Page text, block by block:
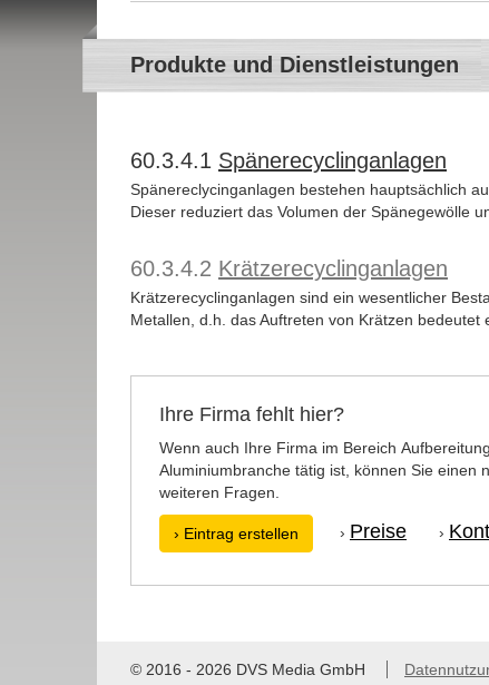
Produkte und Dienstleistungen
60.3.4.1 Spänerecyclinganlagen
Spänereclycinganlagen bestehen hauptsächlich
Dieser reduziert das Volumen der Spänegewölle
60.3.4.2 Krätzerecyclinganlagen
Krätzerecyclinganlagen sind ein wesentlicher
Metallen, d.h. das Auftreten von Krätzen bedeutet
Ihre Firma fehlt hier?
Wenn auch Ihre Firma im Bereich
Aluminiumbranche tätig ist, können Sie einen
weiteren Fragen.
› Eintrag erstellen › Preise ›
© 2016 - 2026 DVS Media GmbH